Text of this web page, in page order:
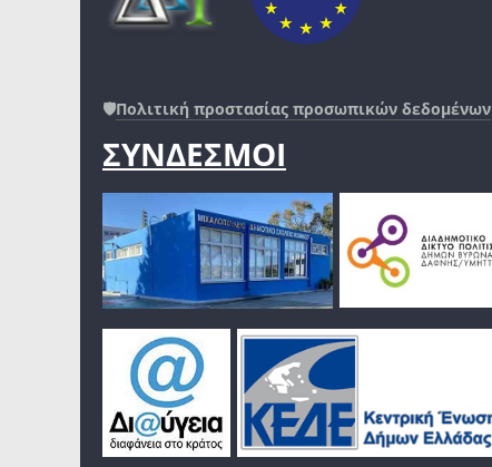
🛡️Πολιτική προστασίας προσωπικών δεδομένων
ΣΥΝΔΕΣΜΟΙ